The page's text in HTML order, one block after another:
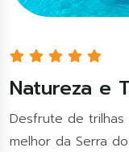
Natureza e
Desfrute de trilhas
melhor da Serra